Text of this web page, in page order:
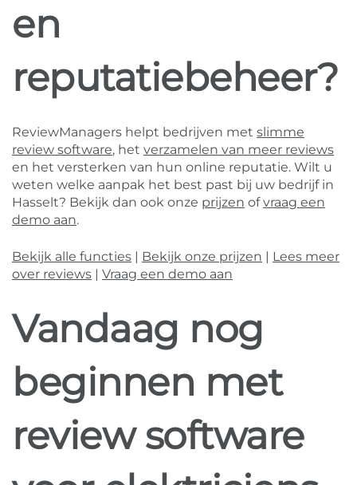
en
reputatiebeheer?
ReviewManagers helpt bedrijven met slimme
review software, het verzamelen van meer reviews
en het versterken van hun online reputatie. Wilt u
weten welke aanpak het best past bij uw bedrijf in
Hasselt? Bekijk dan ook onze prijzen ofvraag een
demo aan.
Bekijk alle functies Bekijk onze prijzen
Lees meer
over reviews
Vraag een demo aan
Vandaag nog
beginnen met
review software